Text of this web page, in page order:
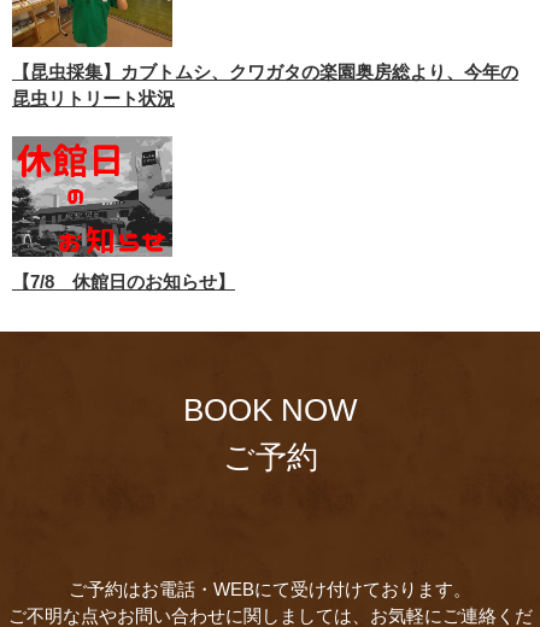
【昆虫採集】カブトムシ、クワガタの楽園奥房総より、今年の
昆虫リトリート状況
【7/8 休館日のお知らせ】
BOOK NOW
ご予約
ご予約はお電話・WEBにて受け付けております。
ご不明な点やお問い合わせに関しましては、お気軽にご連絡くだ